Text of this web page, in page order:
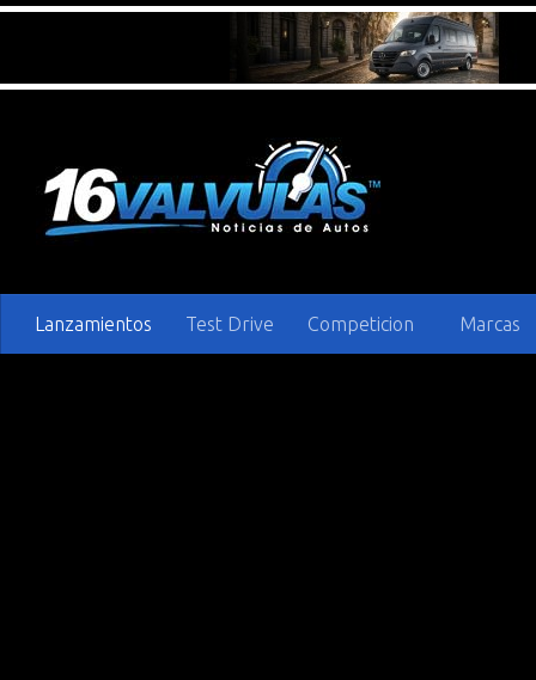
Lanzamientos Test Drive Competicion Marcas